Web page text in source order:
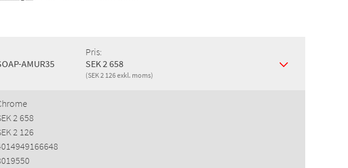
AMUR35
Pris:
SEK 2 658
(SEK 2 126 exkl. moms)
2 658
2 126